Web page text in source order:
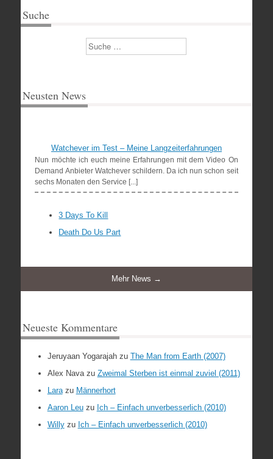
Suche
Suchen
Neusten News
Watchever im Test – Meine Langzeiterfahrungen
Nun möchte ich euch meine Erfahrungen mit dem Video On
Demand Anbieter Watchever schildern. Da ich nun schon seit
sechs Monaten den Service [...]
3 Days To Kill
Death Do Us Part
Mehr News →
Neueste Kommentare
Jeruyaan Yogarajahzu The Man from Earth (2007)
Alex Navazu Zweimal Sterben ist einmal zuviel (2011)
Larazu Männerhort
Aaron Leuzu Ich – Einfach unverbesserlich (2010)
Willyzu Ich – Einfach unverbesserlich (2010)